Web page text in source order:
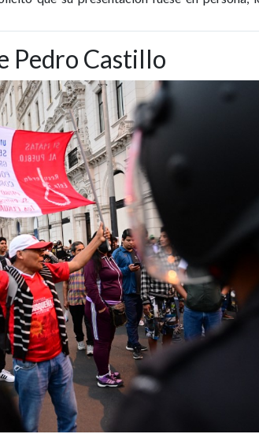
Pedro Castillo